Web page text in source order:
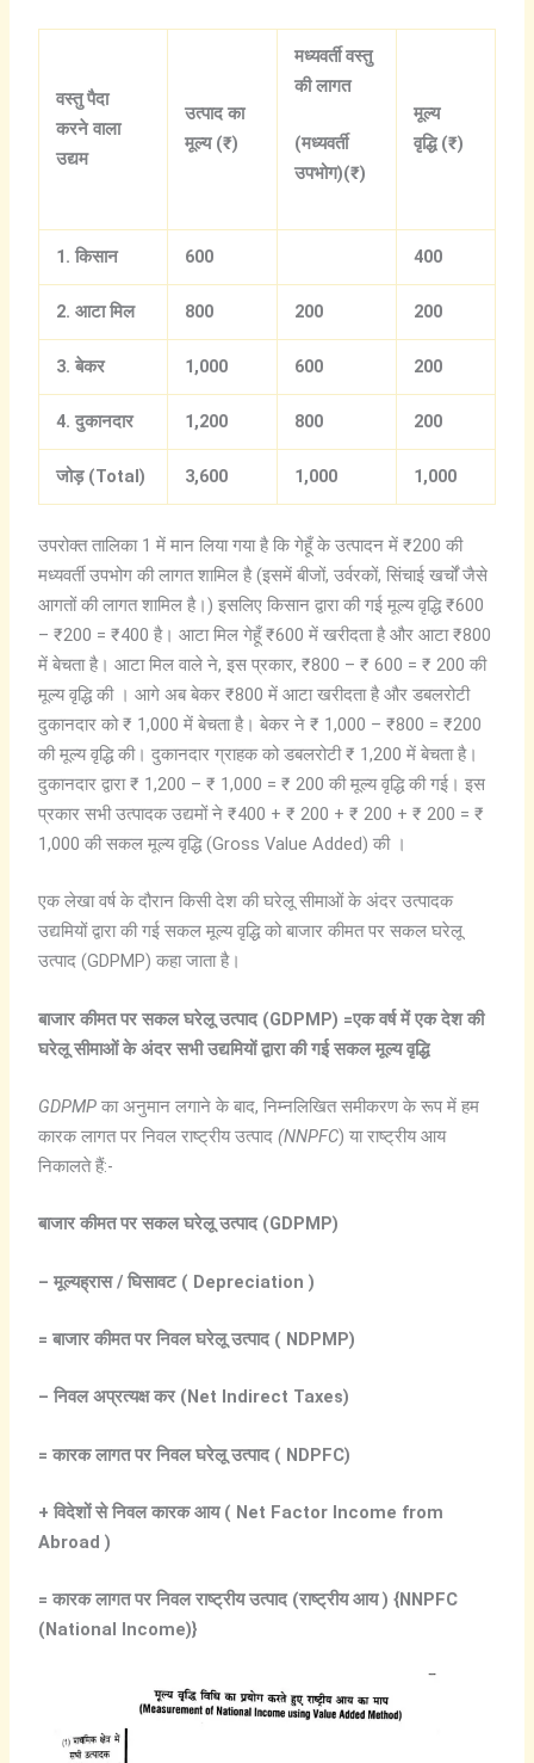
वस्तुपैदा
करनेवाला
उद्यम
उत्पादका
मूल्य (₹)
मध्यवर्तीवस्तु
कीलागत
(मध्यवर्ती
उपभोग)(₹)
मूल्य
वृद्धि (₹)
1.किसान 600 400
2.आटामिल 800 200 200
3.बेकर 1,000 600 200
4.दुकानदार 1,200 800 200
जोड़ (Total) 3,600 1,000 1,000
उपरोक्त तालिका 1 में मान लिया गया है कि गेहूँ के उत्पादन में ₹200 की
मध्यवर्ती उपभोग की लागत शामिल है (इसमें बीजों, उर्वरकों, सिंचाई खर्चों जैसे
आगतों की लागत शामिल है।) इसलिए किसान द्वारा की गई मूल्य वृद्धि ₹600
– ₹200 = ₹400 है। आटा मिल गेहूँ ₹600 में खरीदता है और आटा ₹800
में बेचता है। आटा मिल वाले ने, इस प्रकार, ₹800 – ₹ 600 = ₹ 200 की
मूल्य वृद्धि की । आगे अब बेकर ₹800 में आटा खरीदता है और डबलरोटी
दुकानदार को ₹ 1,000 में बेचता है। बेकर ने ₹ 1,000 – ₹800 = ₹200
की मूल्य वृद्धि की। दुकानदार ग्राहक को डबलरोटी ₹ 1,200 में बेचता है।
दुकानदार द्वारा ₹ 1,200 – ₹ 1,000 = ₹ 200 की मूल्य वृद्धि की गई। इस
प्रकार सभी उत्पादक उद्यमों ने ₹400 + ₹ 200 + ₹ 200 + ₹ 200 = ₹
1,000 की सकल मूल्य वृद्धि (Gross Value Added) की ।
एक लेखा वर्ष के दौरान किसी देश की घरेलू सीमाओं के अंदर उत्पादक
उद्यमियों द्वारा की गई सकल मूल्य वृद्धि को बाजार कीमत पर सकल घरेलू
उत्पाद (GDPMP) कहा जाता है।
बाजारकीमतपरसकलघरेलूउत्पाद (GDPMP) =एकवर्षमेंएकदेशकी
घरेलूसीमाओंकेअंदरसभीउद्यमियोंद्वाराकीगईसकलमूल्यवृद्धि
GDPMP का अनुमान लगाने के बाद, निम्नलिखित समीकरण के रूप में हम
कारक लागत पर निवल राष्ट्रीय उत्पाद (NNPFC) या राष्ट्रीय आय
निकालते हैं:-
बाजारकीमतपरसकलघरेलूउत्पाद(GDP MP)
– मूल्यह्रास / घिसावट ( Depreciation )
= बाजारकीमतपरनिवलघरेलूउत्पाद ( NDPMP)
– निवलअप्रत्यक्षकर (Net Indirect Taxes)
= कारकलागतपरनिवलघरेलूउत्पाद ( NDPFC)
+ विदेशोंसेनिवलकारकआय ( Net Factor Income from
Abroad )
= कारकलागतपरनिवलराष्ट्रीयउत्पाद (राष्ट्रीयआय ) {NNPFC
(National Income)}